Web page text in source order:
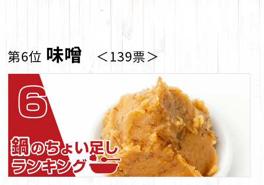
第6位 味噌 ＜139票＞